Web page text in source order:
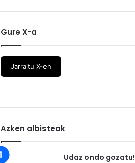
Gure X-a
Jarraitu X-en
Azken albisteak
Udaz ondo gozatu!